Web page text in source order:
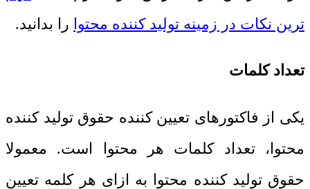
ترین نکات در زمینه تولید کننده محتوا را بدانید.
تعداد کلمات
یکی از فاکتورهای تعیین کننده حقوق تولید کننده
محتوا، تعداد کلمات هر محتوا است. معمولا
حقوق تولید کننده محتوا به ازای هر کلمه تعیین